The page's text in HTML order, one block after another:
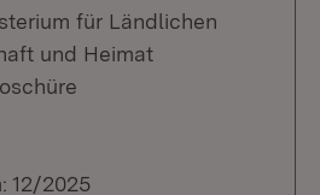
für Ländlichen
und Heimat
12/2025